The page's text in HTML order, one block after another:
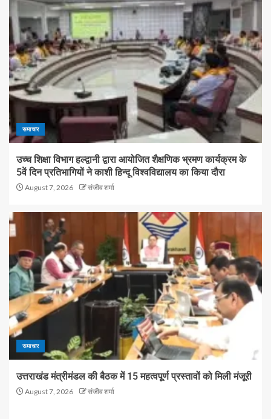
समाचार
उच्च शिक्षा विभाग हल्द्वानी द्वारा आयोजित शैक्षणिक भ्रमण कार्यक्रम के
5वें दिन प्रतिभागियों ने काशी हिन्दू विश्वविद्यालय का किया दौरा
August 7, 2026 संजीव शर्मा
समाचार
उत्तराखंड मंत्रीमंडल की बैठक में 15 महत्वपूर्ण प्रस्तावों को मिली मंजूरी
August 7, 2026 संजीव शर्मा